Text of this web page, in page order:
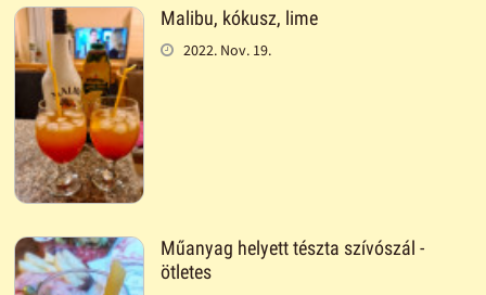
Malibu, kókusz, lime
2022. Nov. 19.
Műanyag helyett tészta szívószál -
ötletes